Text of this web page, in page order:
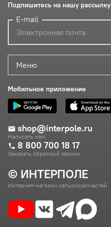
© ИНТЕРПОЛЕ
Интернет-магазин сельхоззапчастей
Меню
Мобильное приложение
shop@interpole.ru
Написать нам
8 800 700 18 17
Заказать обратный звонок
Подпишитесь на нашу рассылку
E-mail